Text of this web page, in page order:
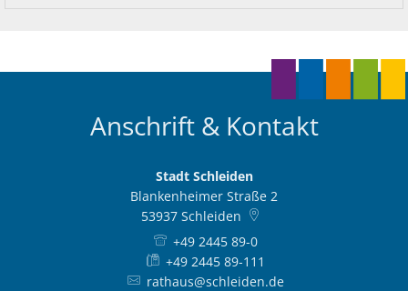
Widerspruchsverfahren
Anschrift & Kontakt
Stadt Schleiden
Blankenheimer Straße 2
53937 Schleiden
+49 2445 89-0
+49 2445 89-111
rathaus@schleiden.de